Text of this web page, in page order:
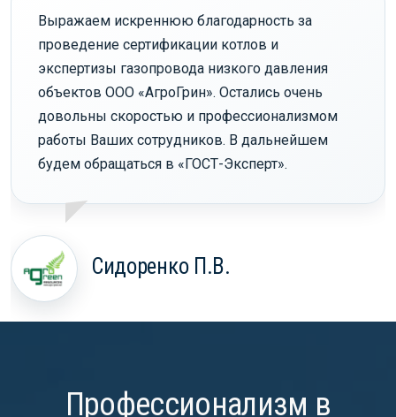
Выражаем искреннюю благодарность за
проведение сертификации котлов и
экспертизы газопровода низкого давления
объектов ООО «АгроГрин». Остались очень
довольны скоростью и профессионализмом
работы Ваших сотрудников. В дальнейшем
будем обращаться в «ГОСТ-Эксперт».
Сидоренко П.В.
Профессионализм в